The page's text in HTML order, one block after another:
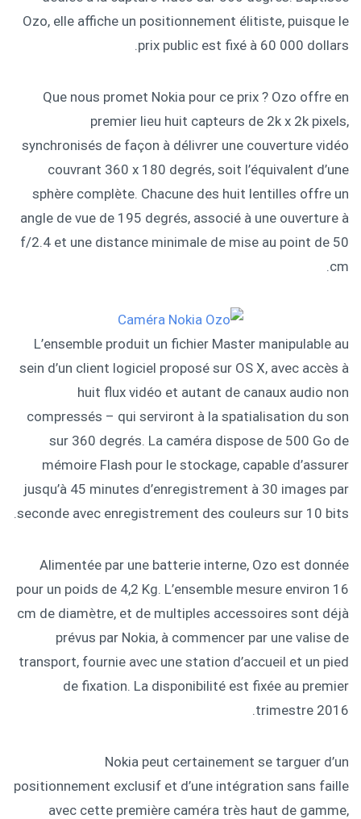
Ozo, elle affiche un positionnement élitiste, puisque le
prix public est fixé à 60 000 dollars.
Que nous promet Nokia pour ce prix ? Ozo offre en
premier lieu huit capteurs de 2k x 2k pixels,
synchronisés de façon à délivrer une couverture vidéo
couvrant 360 x 180 degrés, soit l’équivalent d’une
sphère complète. Chacune des huit lentilles offre un
angle de vue de 195 degrés, associé à une ouverture à
f/2.4 et une distance minimale de mise au point de 50
cm.
L’ensemble produit un fichier Master manipulable au
sein d’un client logiciel proposé sur OS X, avec accès à
huit flux vidéo et autant de canaux audio non
compressés – qui serviront à la spatialisation du son
sur 360 degrés. La caméra dispose de 500 Go de
mémoire Flash pour le stockage, capable d’assurer
jusqu’à 45 minutes d’enregistrement à 30 images par
seconde avec enregistrement des couleurs sur 10 bits.
Alimentée par une batterie interne, Ozo est donnée
pour un poids de 4,2 Kg. L’ensemble mesure environ 16
cm de diamètre, et de multiples accessoires sont déjà
prévus par Nokia, à commencer par une valise de
transport, fournie avec une station d’accueil et un pied
de fixation. La disponibilité est fixée au premier
trimestre 2016.
Nokia peut certainement se targuer d’un
positionnement exclusif et d’une intégration sans faille
avec cette première caméra très haut de gamme,